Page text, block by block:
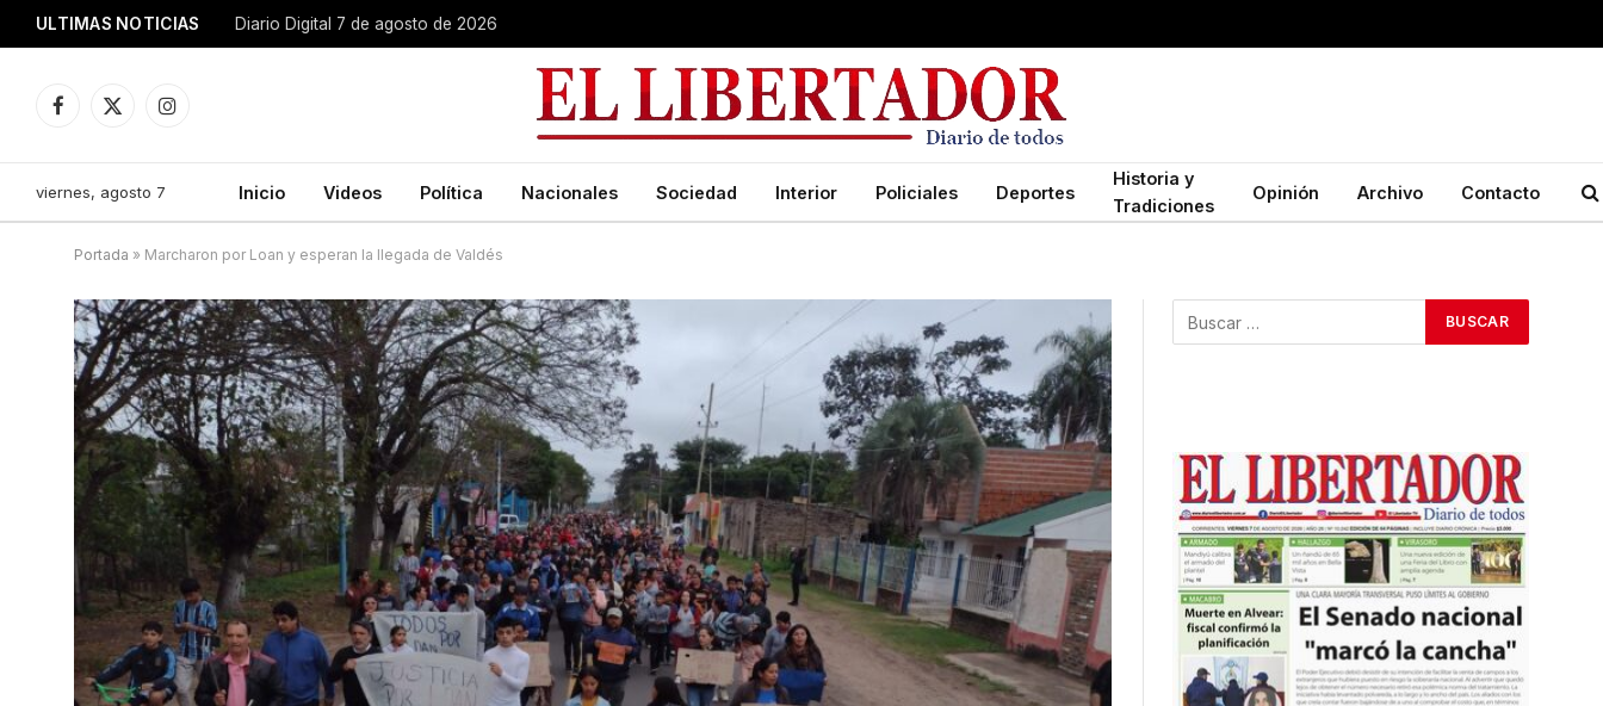
ULTIMAS NOTICIAS Diario Digital 7 de agosto de 2026
Facebook
X
Instagram
viernes, agosto 7 Inicio Videos Política Nacionales Sociedad Interior Policiales Deportes
Historia y
Tradiciones
Opinión Archivo Contacto
Portada » Marcharon por Loan y esperan la llegada de Valdés